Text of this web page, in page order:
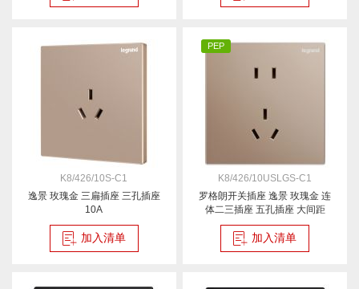
K8/426/10S-C1
逸景 玫瑰金 三扁插座 三孔插座
10A
加入清单
PEP
K8/426/10USLGS-C1
罗格朗开关插座 逸景 玫瑰金 连
体二三插座 五孔插座 大间距
10A
加入清单